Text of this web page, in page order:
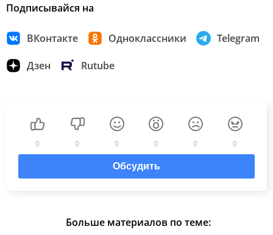
Подписывайся на
ВКонтакте Одноклассники Telegram
Дзен Rutube
0 0 0 0 0 0
Обсудить
Больше материалов по теме: